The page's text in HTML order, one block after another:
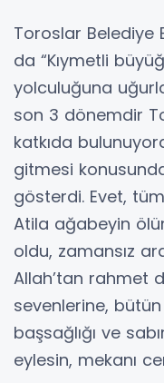
Toroslar Belediye
da “Kıymetli
yolculuğuna
son 3 dönemdir
katkıda
gitmesi
gösterdi. Evet,
Atila ağabeyin
oldu, zamansız
Allah’tan rahmet
sevenlerine,
başsağlığı ve
eylesin, mekanı